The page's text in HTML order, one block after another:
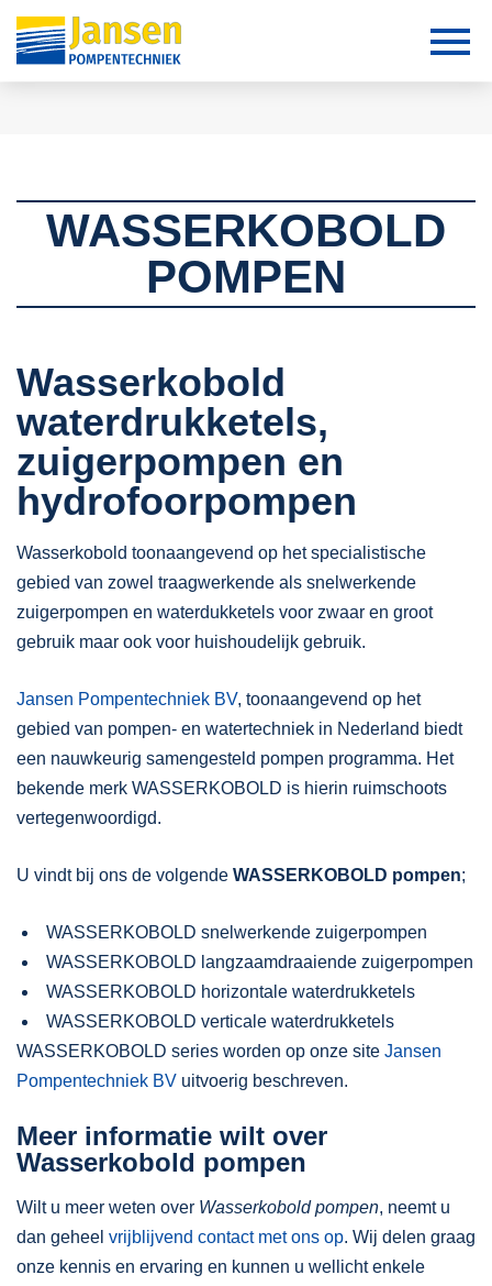
WASSERKOBOLD
POMPEN
Wasserkobold
waterdrukketels,
zuigerpompen en
hydrofoorpompen
Wasserkobold toonaangevend op het specialistische
gebied van zowel traagwerkende als snelwerkende
zuigerpompen en waterdukketels voor zwaar en groot
gebruik maar ook voor huishoudelijk gebruik.
Jansen Pompentechniek BV, toonaangevend op het
gebied van pompen- en watertechniek in Nederland biedt
een nauwkeurig samengesteld pompen programma. Het
bekende merk WASSERKOBOLD is hierin ruimschoots
vertegenwoordigd.
U vindt bij ons de volgende WASSERKOBOLD pompen;
WASSERKOBOLD snelwerkende zuigerpompen
WASSERKOBOLD langzaamdraaiende zuigerpompen
WASSERKOBOLD horizontale waterdrukketels
WASSERKOBOLD verticale waterdrukketels
WASSERKOBOLD series worden op onze site Jansen
Pompentechniek BV uitvoerig beschreven.
Meer informatie wilt over
Wasserkobold pompen
Wilt u meer weten over Wasserkobold pompen, neemt u
dan geheel vrijblijvend contact met ons op. Wij delen graag
onze kennis en ervaring en kunnen u wellicht enkele